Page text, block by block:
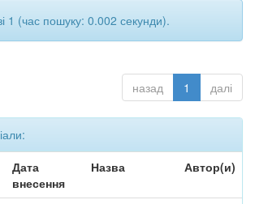
1 (час пошуку: 0.002 секунди).
назад 1 далі
Дата
внесення
Назва Автор(и)